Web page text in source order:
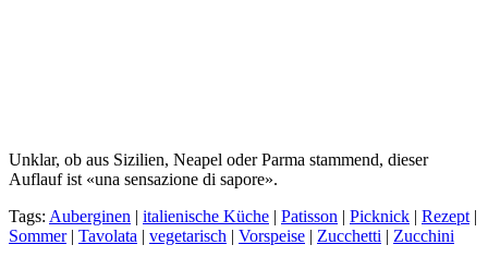
Unklar, ob aus Sizilien, Neapel oder Parma stammend, dieser
Auflauf ist «una sensazione di sapore».
Tags: Auberginen | italienische Küche | Patisson | Picknick | Rezept |
Sommer| Tavolata | vegetarisch | Vorspeise | Zucchetti | Zucchini